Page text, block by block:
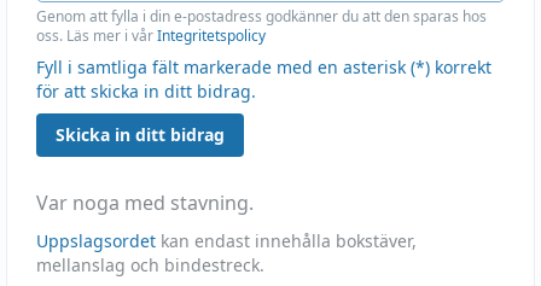
Genom att fylla i din e-postadress godkänner du att den sparas hos
oss. Läs mer i vårIntegritetspolicy
Fyll i samtliga fält markerade med en asterisk (*) korrekt
för att skicka in ditt bidrag.
Skicka in ditt bidrag
Var noga med stavning.
Uppslagsordet kan endast innehålla bokstäver,
mellanslag och bindestreck.